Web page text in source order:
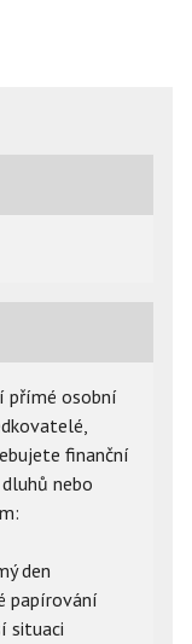
přímé osobní
finanční
nebo
den
papírování
situaci